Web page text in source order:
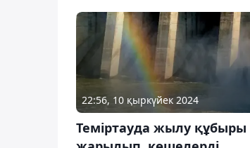
22:56, 10 қыркүйек 2024
Теміртауда жылу құбыры